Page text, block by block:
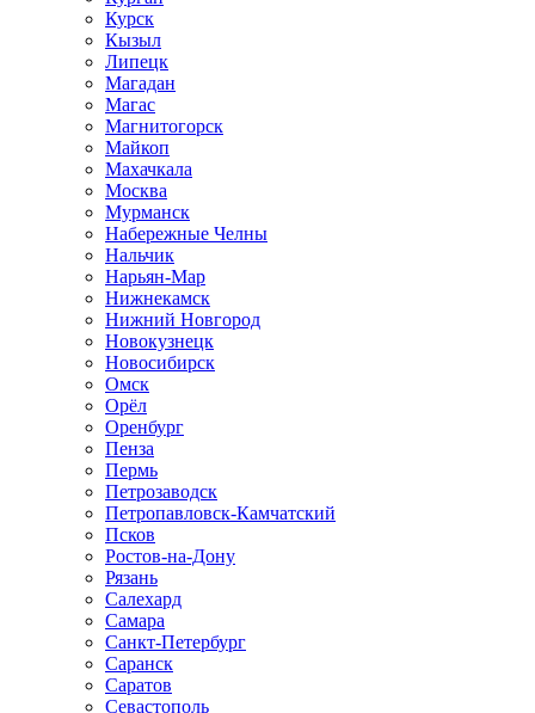
Курск
Кызыл
Липецк
Магадан
Магас
Магнитогорск
Майкоп
Махачкала
Москва
Мурманск
Набережные Челны
Нальчик
Нарьян-Мар
Нижнекамск
Нижний Новгород
Новокузнецк
Новосибирск
Омск
Орёл
Оренбург
Пенза
Пермь
Петрозаводск
Петропавловск-Камчатский
Псков
Ростов-на-Дону
Рязань
Салехард
Самара
Санкт-Петербург
Саранск
Саратов
Севастополь